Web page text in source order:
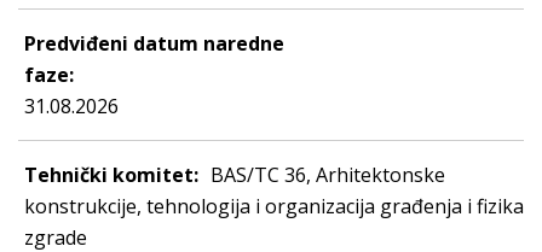
Predviđeni datum naredne
faze:
31.08.2026
Tehnički komitet: BAS/TC 36, Arhitektonske
konstrukcije, tehnologija i organizacija građenja i fizika
zgrade